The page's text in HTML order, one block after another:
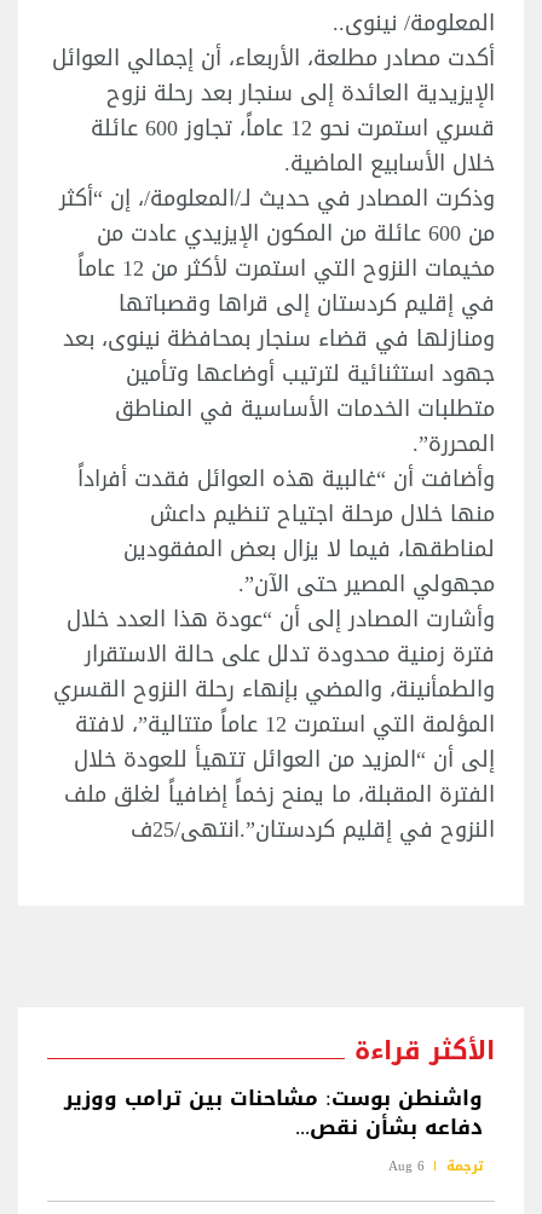
المعلومة/ نينوى..
أكدت مصادر مطلعة، الأربعاء، أن إجمالي العوائل
الإيزيدية العائدة إلى سنجار بعد رحلة نزوح
قسري استمرت نحو 12 عاماً، تجاوز 600 عائلة
خلال الأسابيع الماضية.
وذكرت المصادر في حديث لـ/المعلومة/، إن “أكثر
من 600 عائلة من المكون الإيزيدي عادت من
مخيمات النزوح التي استمرت لأكثر من 12 عاماً
في إقليم كردستان إلى قراها وقصباتها
ومنازلها في قضاء سنجار بمحافظة نينوى، بعد
جهود استثنائية لترتيب أوضاعها وتأمين
متطلبات الخدمات الأساسية في المناطق
المحررة”.
وأضافت أن “غالبية هذه العوائل فقدت أفراداً
منها خلال مرحلة اجتياح تنظيم داعش
لمناطقها، فيما لا يزال بعض المفقودين
مجهولي المصير حتى الآن”.
وأشارت المصادر إلى أن “عودة هذا العدد خلال
فترة زمنية محدودة تدلل على حالة الاستقرار
والطمأنينة، والمضي بإنهاء رحلة النزوح القسري
المؤلمة التي استمرت 12 عاماً متتالية”، لافتة
إلى أن “المزيد من العوائل تتهيأ للعودة خلال
الفترة المقبلة، ما يمنح زخماً إضافياً لغلق ملف
النزوح في إقليم كردستان”.انتهى/25ف
الأكثر قراءة
واشنطن بوست: مشاحنات بين ترامب ووزير
دفاعه بشأن نقص...
ترجمة 6 Aug